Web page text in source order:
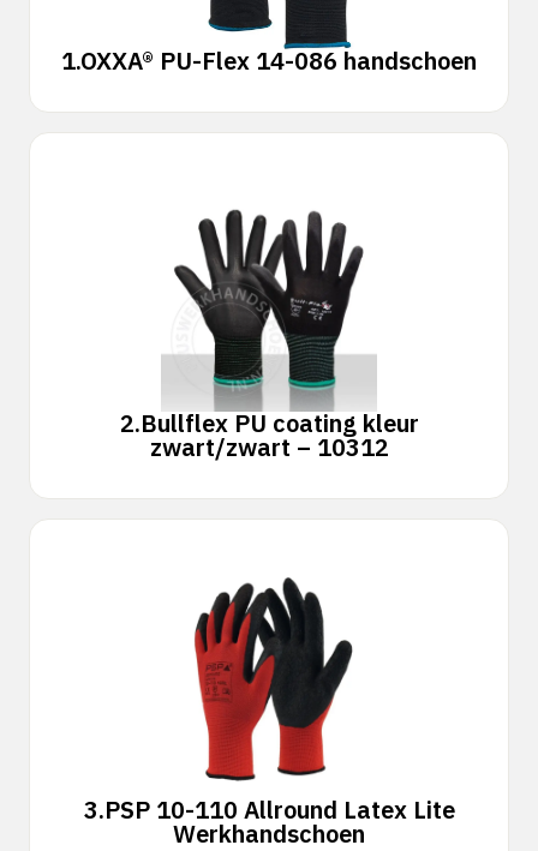
1.OXXA® PU-Flex 14-086 handschoen
2.Bullflex PU coating kleur
zwart/zwart – 10312
3.PSP 10-110 Allround Latex Lite
Werkhandschoen